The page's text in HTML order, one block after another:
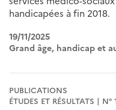
handicapées à fin 2018.
19/11/2025
Grand âge, handicap et
PUBLICATIONS
ÉTUDES ET RÉSULTATS | N°